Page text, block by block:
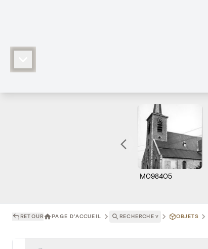
M098405
RETOUR PAGE D'ACCUEIL RECHERCHE ˅ OBJETS